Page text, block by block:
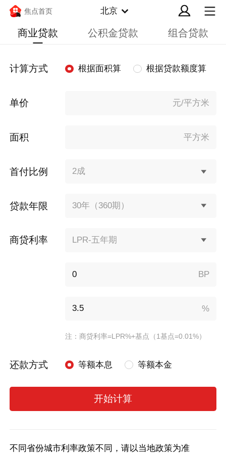
焦点首页 北京
商业贷款 公积金贷款 组合贷款
计算方式 根据面积算 根据贷款额度算
单价 元/平方米
面积 平方米
首付比例 2成
贷款年限 30年（360期）
商贷利率 LPR-五年期
BP
%
注：商贷利率=LPR%+基点（1基点=0.01%）
还款方式 等额本息 等额本金
开始计算
不同省份城市利率政策不同，请以当地政策为准